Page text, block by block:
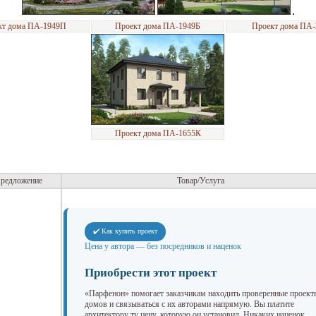
дома ПА-1949П Проект дома ПА-1949Б Проект дома
Проект дома ПА-1655К
Товар/Услуга
✔️ Как купить проект
Цена у автора — без посредников и наценок
Приобрести этот проект
«Парфенон» помогает заказчикам находить проверенные
домов и связываться с их авторами напрямую. Вы платите